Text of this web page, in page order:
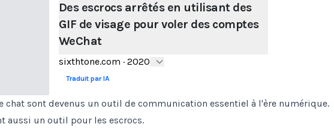
Des escrocs arrêtés en utilisant des
GIF de visage pour voler des comptes
WeChat
sixthtone.com · 2020
Traduit par IA
chat sont devenus un outil de communication essentiel à l'ère numérique.
aussi un outil pour les escrocs.